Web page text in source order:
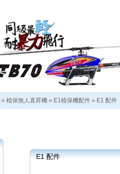
» 植保無人直昇機 » E1植保機配件 » E1 配件
E1 配件